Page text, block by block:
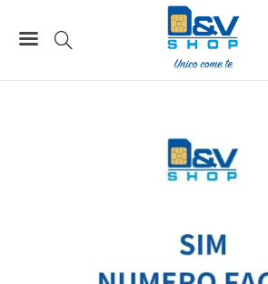
SIM Wind3 Numero Facile 388779X977